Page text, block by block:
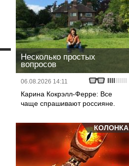
Несколько простых
вопросов
06.08.2026 14:11
Карина Кокрэлл-Ферре: Все
чаще спрашивают россияне.
КОЛОНКА